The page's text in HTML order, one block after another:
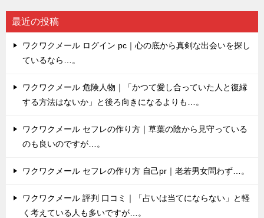
最近の投稿
ワクワクメール ログイン pc｜心の底から真剣な出会いを探し
ているなら…。
ワクワクメール 危険人物｜「かつて愛し合っていた人と復縁
する方法はないか」と後ろ向きになるよりも…。
ワクワクメール セフレの作り方｜草葉の陰から見守っている
のも良いのですが…。
ワクワクメール セフレの作り方 自己pr｜老若男女問わず…。
ワクワクメール 評判 口コミ｜「占いは当てにならない」と軽
く考えている人も多いですが…。